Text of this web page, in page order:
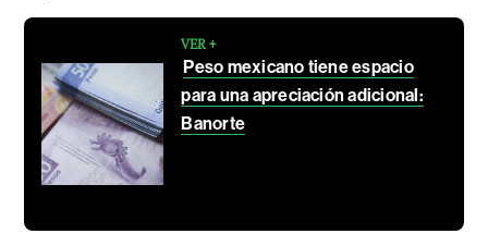
VER +
Peso mexicano tiene espacio
para una apreciación adicional:
Banorte